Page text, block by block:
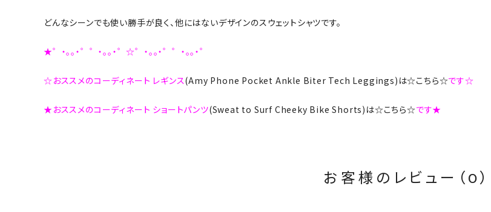
どんなシーンでも使い勝手が良く、他にはないデザインのスウェットシャツです。
★゜・。。・゜゜・。。・゜☆゜・。。・゜゜・。。・゜
☆おススメのコーディネート レギンス(Amy Phone Pocket Ankle Biter Tech Leggings)は☆こちら☆です☆
★おススメのコーディネート ショートパンツ(Sweat to Surf Cheeky Bike Shorts)は☆こちら☆です★
お客様のレビュー（0）